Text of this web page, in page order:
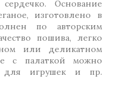
Основание
изготовлено в
по авторским
пошива, легко
или деликатном
с палаткой можно
для игрушек и пр.